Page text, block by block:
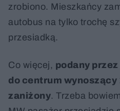
zrobiono. Mieszkańcy
autobus na tylko trochę
przesiadką.
Co więcej, podany
do centrum wynoszący
zaniżony. Trzeba